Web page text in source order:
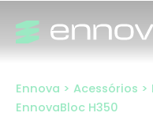
content
Ennova > Acessórios >
EnnovaBloc H350